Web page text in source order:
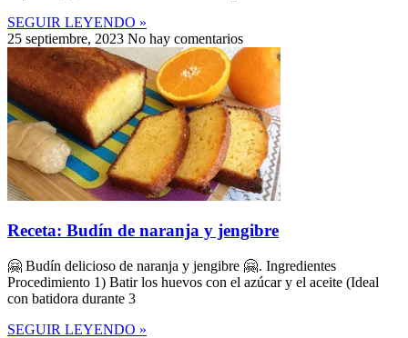
SEGUIR LEYENDO »
25 septiembre, 2023 No hay comentarios
Receta: Budín de naranja y jengibre
🤗 Budín delicioso de naranja y jengibre 🤗 . Ingredientes
Procedimiento 1) Batir los huevos con el azúcar y el aceite (Ideal
con batidora durante 3
SEGUIR LEYENDO »